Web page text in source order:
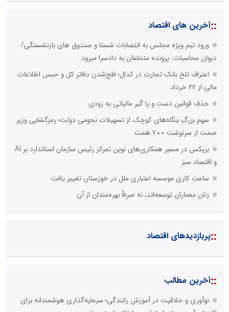
::آخرین های اقتصاد
ورود تیم ویژه مجلس به انتصابات شستا و صندوق های بازنشستگی/
دیوان محاسبات: پرونده متخلفان به دادسرا میرود
اعتراف تلخ بانک تجارت در کدال؛ فلج‌شدن دفاتر کل و حبس اطلاعات
مالی از ۲۲ خرداد
حذف قوانین دست و پا گیر مالیاتی به زودی
سهم بزرگِ بنگاه‌های کوچک از تسهیلات نجومی دولت؛ رمزگشایی وزیر
صمت از سرنوشت ۷۰۰ همت
بریکس در مسیر همکاری‌های نوین تمرکز رئیس سازمان استاندارد بر AI
و اقتصاد سبز
ساعت کاری موسسه اعتباری ملل در خوزستان تغییر یافت
زنان معماران توسعه‌اند، نه صرفاً بهره‌مندان از آن
::پربازدیدهای اقتصاد
::آخرین مطالب
نوآوری و خلاقیت در آموزش رانندگی؛ سرمایه‌گذاری هوشمندانه برای